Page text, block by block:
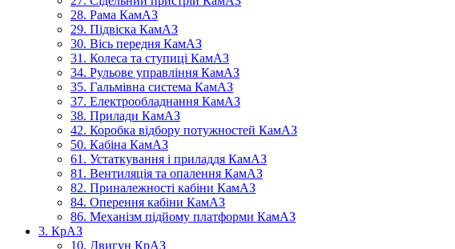
28. Рама КамАЗ
29. Підвіска КамАЗ
30. Вісь передня КамАЗ
31. Колеса та ступиці КамАЗ
34. Рульове управління КамАЗ
35. Гальмівна система КамАЗ
37. Електрообладнання КамАЗ
38. Прилади КамАЗ
42. Коробка відбору потужностей КамАЗ
50. Кабіна КамАЗ
61. Устаткування і приладдя КамАЗ
81. Вентиляція та опалення КамАЗ
82. Приналежності кабіни КамАЗ
84. Оперення кабіни КамАЗ
86. Механізм підйому платформи КамАЗ
3. КрАЗ
10. Двигун КрАЗ